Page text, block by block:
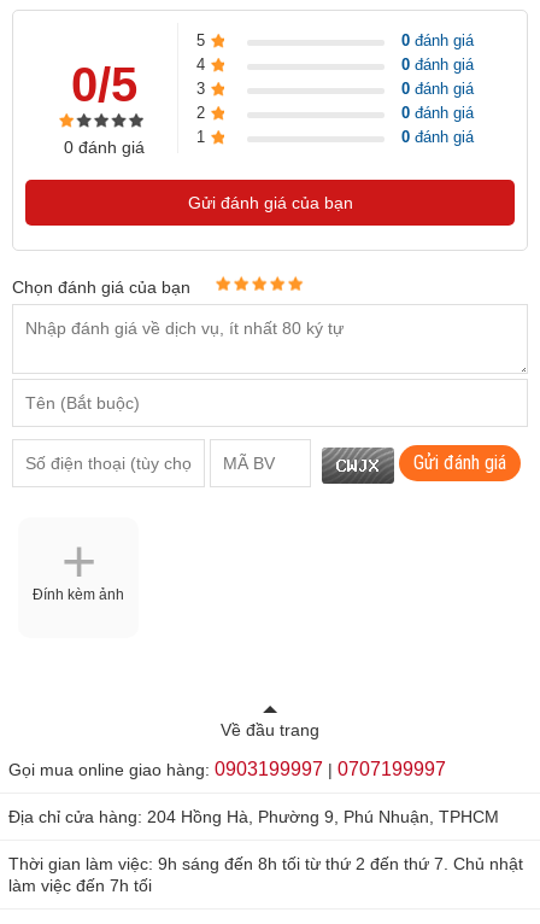
0/5
0 đánh giá
5 0 đánh giá
4
0 đánh giá
3
0 đánh giá
2
0 đánh giá
1
0 đánh giá
Gửi đánh giá của bạn
Chọn đánh giá của bạn
Gửi đánh giá
Đính kèm ảnh
Về đầu trang
Gọi mua online giao hàng: 0903199997 | 0707199997
Địa chỉ cửa hàng: 204 Hồng Hà, Phường 9, Phú Nhuận, TPHCM
Thời gian làm việc: 9h sáng đến 8h tối từ thứ 2 đến thứ 7. Chủ nhật
làm việc đến 7h tối